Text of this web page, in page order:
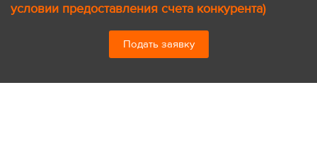
условии предоставления счета конкурента)
Подать заявку